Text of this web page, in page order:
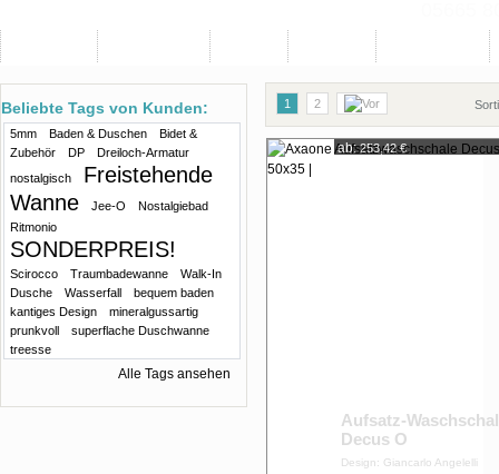
1 2
ab: 253,42 €
Aufsatz-
Decus O
Design: Giancarlo Angelelli
Beliebte Tags von Kunden:
5mm Baden & Duschen
Bidet &
Zubehör
DP
Dreiloch-Armatur
nostalgisch
Freistehende
Wanne
Jee-O
Nostalgiebad
Ritmonio
SONDERPREIS!
Scirocco Traumbadewanne
Walk-In
Dusche
Wasserfall
bequem baden
kantiges Design
mineralgussartig
prunkvoll
superflache Duschwanne
treesse
Alle Tags ansehen